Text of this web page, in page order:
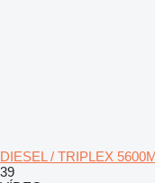
DIESEL / TRIPLEX
39